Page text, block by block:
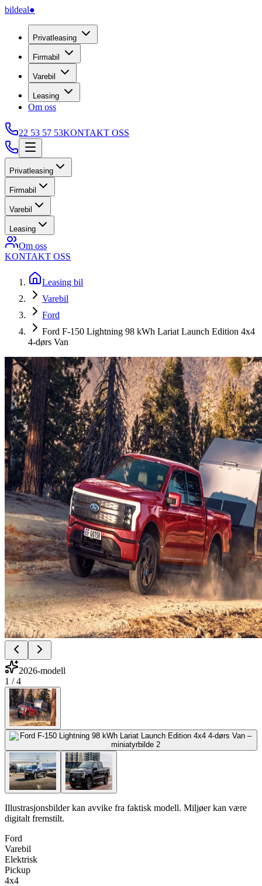
bildeal●
Privatleasing
Firmabil
Varebil
Leasing
Om oss
22 53 57 53KONTAKT OSS
Privatleasing
Firmabil
Varebil
Leasing
Om oss
KONTAKT OSS
Leasing bil
Varebil
Ford
Ford F-150 Lightning 98 kWh Lariat Launch Edition 4x4
4-dørs Van
2026-modell
1 /4
Illustrasjonsbilder kan avvike fra faktisk modell. Miljøer kan være
digitalt fremstilt.
Ford
Varebil
Elektrisk
Pickup
4x4